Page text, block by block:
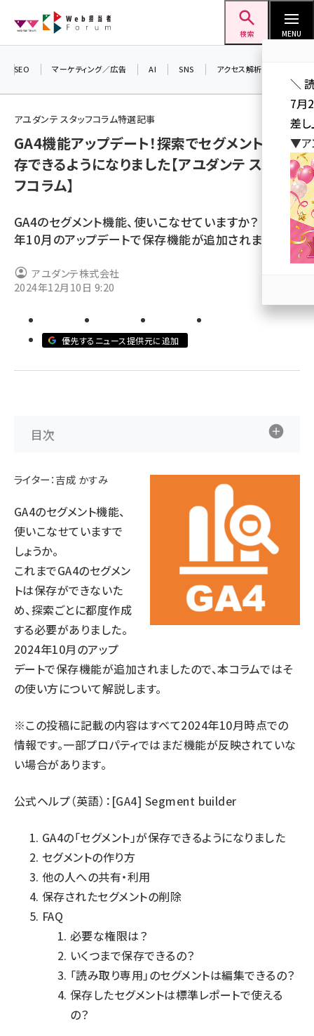
ン
検索 MENU
seo (3516)
ai (2799)
note (2308)
z世代 (1617)
llmo (1155)
SEO マーケティング／広告 AI SNS アクセス解析／データ分析
アユダンテ スタッフコラム特選記事
GA4機能アップデート！探索でセグメントが保
存できるようになりました【アユダンテ スタッ
フコラム】
GA4のセグメント機能、使いこなせていますか？ 2024
年10月のアップデートで保存機能が追加されました。
アユダンテ株式会社
2024年12月10日 9:20
優先するニュース提供元に追加
目次
ライター：吉成 かすみ
GA4のセグメント機能、
使いこなせていますで
しょうか。
これまでGA4のセグメン
トは保存ができないた
め、探索ごとに都度作成
する必要がありました。
2024年10月のアップ
デートで保存機能が追加されましたので、本コラムではそ
の使い方について解説します。
※この投稿に記載の内容はすべて2024年10月時点での
情報です。一部プロパティではまだ機能が反映されていな
い場合があります。
公式ヘルプ（英語）： [GA4] Segment builder
GA4の「セグメント」が保存できるようになりました
セグメントの作り方
他の人への共有・利用
保存されたセグメントの削除
FAQ
必要な権限は？
いくつまで保存できるの？
「読み取り専用」のセグメントは編集できるの？
保存したセグメントは標準レポートで使える
の？
＼
7月
差し
▼ア